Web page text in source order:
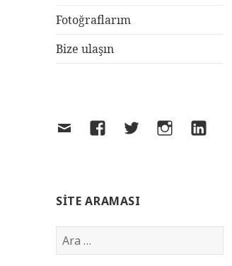
Fotoğraflarım
Bize ulaşın
SITE ARAMASI